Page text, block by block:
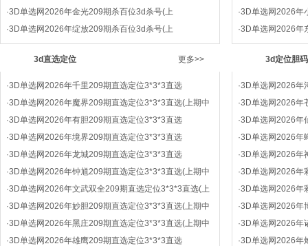
·3D单选网2026年金光209期杀百位3d杀号(上
·3D单选网2026年绽放209期杀百位3d杀号(上
·3D单选网2026年
·3D单选网2026年
3d直选定位 更多>>
·3D单选网2026年千里209期直选定位3*3*3直选
·3D单选网2026年魔界209期直选定位3*3*3直选(上期中
·3D单选网2026年有胆209期直选定位3*3*3直选
·3D单选网2026年境界209期直选定位3*3*3直选
·3D单选网2026年龙城209期直选定位3*3*3直选
·3D单选网2026年钟馗209期直选定位3*3*3直选(上期中
·3D单选网2026年文武双全209期直选定位3*3*3直选(上
·3D单选网2026年妙胆209期直选定位3*3*3直选(上期中
·3D单选网2026年黑庄209期直选定位3*3*3直选(上期中
·3D单选网2026年雄鹰209期直选定位3*3*3直选
3d定位胆码
·3D单选网2026年
·3D单选网2026年
·3D单选网2026年
·3D单选网2026年
·3D单选网2026年
·3D单选网2026年
·3D单选网2026年
·3D单选网2026年
·3D单选网2026年
·3D单选网2026年